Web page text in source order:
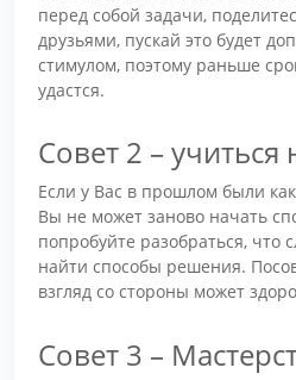
перед собой задачи,
друзьями, пускай это будет
стимулом, поэтому раньше
удастся.
Совет 2 –
Если у Вас в прошлом были
Вы не может заново начать
попробуйте разобраться, что
найти способы решения.
взгляд со стороны может
Совет 3 –